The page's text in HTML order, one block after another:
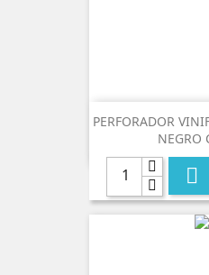
PERFORADOR
NEGRO
